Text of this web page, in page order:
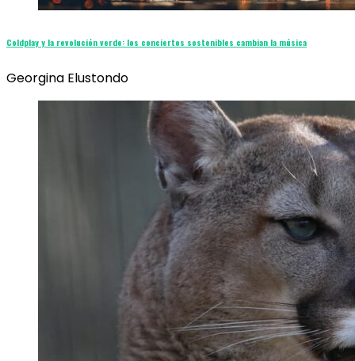
Coldplay y la revolución verde: los conciertos sostenibles cambian la música
Georgina Elustondo